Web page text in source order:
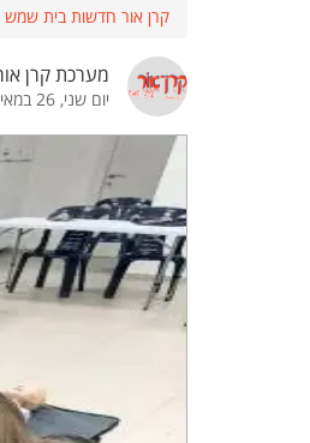
קרן אור חדשות בית שמש
מערכת קרן
יום שני, 26 במאי 2025, 02:54 הדגשת קישורים הדגשת
כיבוי הבהובים התאמת